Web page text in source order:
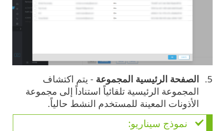
الصفحة الرئيسية المجموعة - يتم اكتشاف
المجموعة الرئيسية تلقائياً استناداً إلى مجموعة
الأذونات المعينة للمستخدم النشط حالياً.
نموذج سيناريو: